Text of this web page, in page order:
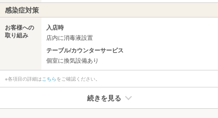
感染症対策
お客様への
取り組み
入店時
店内に消毒液設置
テーブル/カウンターサービス
個室に換気設備あり
※各項目の詳細は こちらをご確認ください。
続きを見る